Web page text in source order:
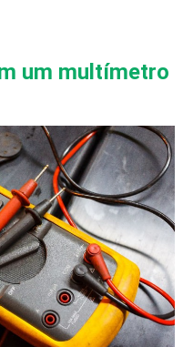
um multímetro